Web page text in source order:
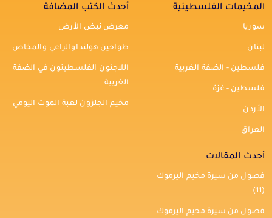
المخيمات الفلسطينية
سوريا
لبنان
فلسطين - الضفة الغربية
فلسطين - غزة
الأردن
العراق
أحدث الكتب المضافة
معرض نبض الأرض
طواحين هولنداوالراعي والمخاض
اللاجئون الفلسطينون في الضفة
الغربية
مخيم الجلزون لعبة الموت اليومي
أحدث المقالات
فصول من سيرة مخيم اليرموك
(11)
فصول من سيرة مخيم اليرموك